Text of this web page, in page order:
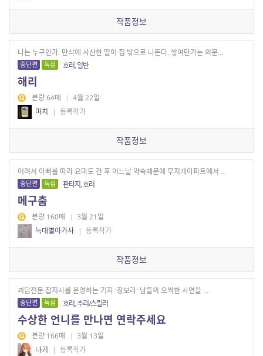
작품정보
나는 누구인가. 만삭에 사산한 딸이 집 밖으로 나돈다. 쌓여만가는 의문...
중단편 독점 호러, 일반
해리
분량 64매 | 4월 22일
마치
| 등록작가
작품정보
어려서 아빠를 따라 요마도 간 후 어느날 약속때문에 무지개아파트에서 ...
중단편 독점 판타지, 호러
메구춤
분량 160매 | 3월 21일
늑대별아가사 | 등록작가
작품정보
괴담전문 잡지사를 운영하는 기자 '장보라' 남들의 오싹한 사연을 ...
중단편 독점 호러, 추리/스릴러
수상한 언니를 만나면 연락주세요
분량 166매 | 3월 13일
나기
| 등록작가